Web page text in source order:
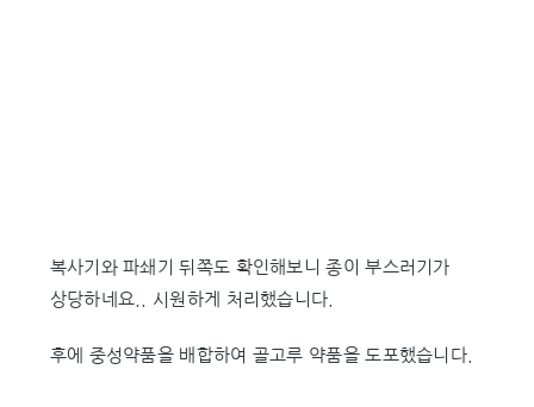
복사기와 파쇄기 뒤쪽도 확인해보니 종이 부스러기가
상당하네요.. 시원하게 처리했습니다.
후에 중성약품을 배합하여 골고루 약품을 도포했습니다.